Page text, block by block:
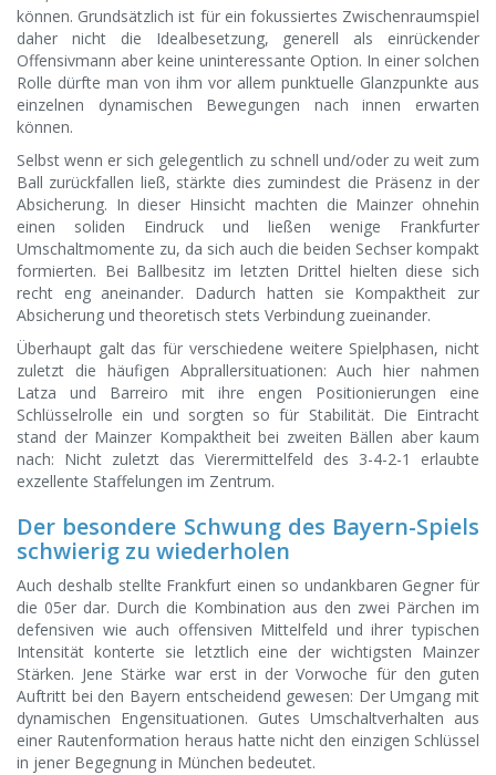
können. Grundsätzlich ist für ein fokussiertes Zwischenraumspiel
daher nicht die Idealbesetzung, generell als einrückender
Offensivmann aber keine uninteressante Option. In einer solchen
Rolle dürfte man von ihm vor allem punktuelle Glanzpunkte aus
einzelnen dynamischen Bewegungen nach innen erwarten
können.
Selbst wenn er sich gelegentlich zu schnell und/oder zu weit zum
Ball zurückfallen ließ, stärkte dies zumindest die Präsenz in der
Absicherung. In dieser Hinsicht machten die Mainzer ohnehin
einen soliden Eindruck und ließen wenige Frankfurter
Umschaltmomente zu, da sich auch die beiden Sechser kompakt
formierten. Bei Ballbesitz im letzten Drittel hielten diese sich
recht eng aneinander. Dadurch hatten sie Kompaktheit zur
Absicherung und theoretisch stets Verbindung zueinander.
Überhaupt galt das für verschiedene weitere Spielphasen, nicht
zuletzt die häufigen Abprallersituationen: Auch hier nahmen
Latza und Barreiro mit ihre engen Positionierungen eine
Schlüsselrolle ein und sorgten so für Stabilität. Die Eintracht
stand der Mainzer Kompaktheit bei zweiten Bällen aber kaum
nach: Nicht zuletzt das Vierermittelfeld des 3-4-2-1 erlaubte
exzellente Staffelungen im Zentrum.
Der besondere Schwung des Bayern-Spiels
schwierig zu wiederholen
Auch deshalb stellte Frankfurt einen so undankbaren Gegner für
die 05er dar. Durch die Kombination aus den zwei Pärchen im
defensiven wie auch offensiven Mittelfeld und ihrer typischen
Intensität konterte sie letztlich eine der wichtigsten Mainzer
Stärken. Jene Stärke war erst in der Vorwoche für den guten
Auftritt bei den Bayern entscheidend gewesen: Der Umgang mit
dynamischen Engensituationen. Gutes Umschaltverhalten aus
einer Rautenformation heraus hatte nicht den einzigen Schlüssel
in jener Begegnung in München bedeutet.